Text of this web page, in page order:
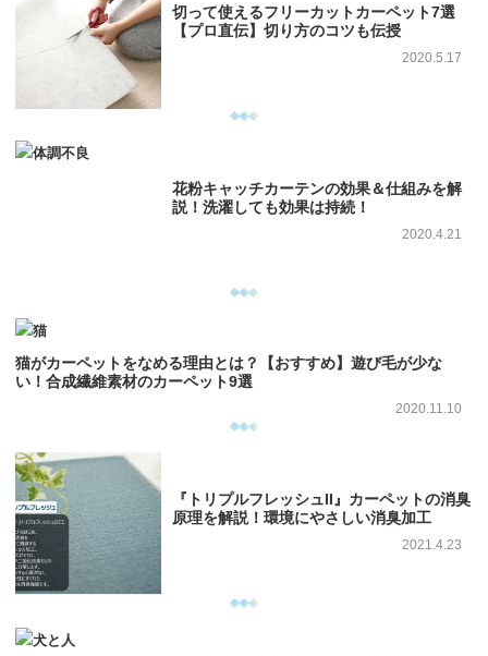
切って使えるフリーカットカーペット7選
【プロ直伝】切り方のコツも伝授
2020.5.17
花粉キャッチカーテンの効果＆仕組みを解
説！洗濯しても効果は持続！
2020.4.21
猫がカーペットをなめる理由とは？【おすすめ】遊び毛が少な
い！合成繊維素材のカーペット9選
2020.11.10
『トリプルフレッシュII』カーペットの消臭
原理を解説！環境にやさしい消臭加工
2021.4.23